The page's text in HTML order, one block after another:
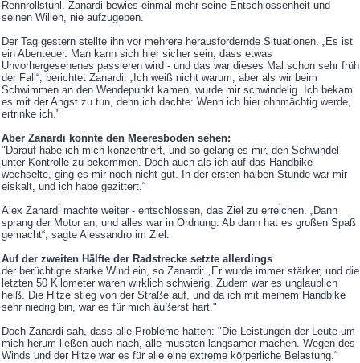
Rennrollstuhl. Zanardi bewies einmal mehr seine Entschlossenheit und
seinen Willen, nie aufzugeben.
Der Tag gestern stellte ihn vor mehrere herausfordernde Situationen. „Es ist
ein Abenteuer. Man kann sich hier sicher sein, dass etwas
Unvorhergesehenes passieren wird - und das war dieses Mal schon sehr früh
der Fall“, berichtet Zanardi: „Ich weiß nicht warum, aber als wir beim
Schwimmen an den Wendepunkt kamen, wurde mir schwindelig. Ich bekam
es mit der Angst zu tun, denn ich dachte: Wenn ich hier ohnmächtig werde,
ertrinke ich."
Aber Zanardi konnte den Meeresboden sehen:
"Darauf habe ich mich konzentriert, und so gelang es mir, den Schwindel
unter Kontrolle zu bekommen. Doch auch als ich auf das Handbike
wechselte, ging es mir noch nicht gut. In der ersten halben Stunde war mir
eiskalt, und ich habe gezittert.“
Alex Zanardi machte weiter - entschlossen, das Ziel zu erreichen. „Dann
sprang der Motor an, und alles war in Ordnung. Ab dann hat es großen Spaß
gemacht“, sagte Alessandro im Ziel.
Auf der zweiten Hälfte der Radstrecke setzte allerdings
der berüchtigte starke Wind ein, so Zanardi: „Er wurde immer stärker, und die
letzten 50 Kilometer waren wirklich schwierig. Zudem war es unglaublich
heiß. Die Hitze stieg von der Straße auf, und da ich mit meinem Handbike
sehr niedrig bin, war es für mich äußerst hart."
Doch Zanardi sah, dass alle Probleme hatten: "Die Leistungen der Leute um
mich herum ließen auch nach, alle mussten langsamer machen. Wegen des
Winds und der Hitze war es für alle eine extreme körperliche Belastung.“